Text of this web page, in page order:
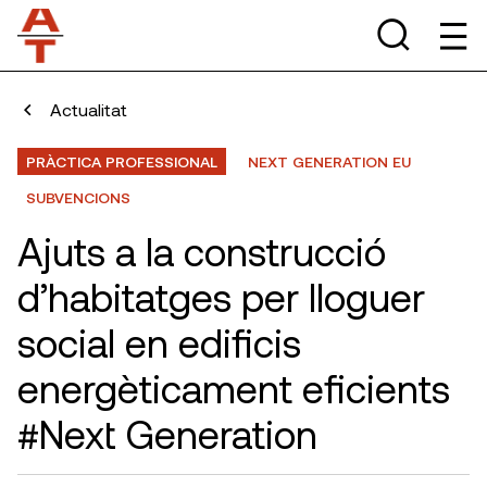
Actualitat
PRÀCTICA PROFESSIONAL
NEXT GENERATION EU
SUBVENCIONS
Ajuts a la construcció
d’habitatges per lloguer
social en edificis
energèticament eficients
#Next Generation